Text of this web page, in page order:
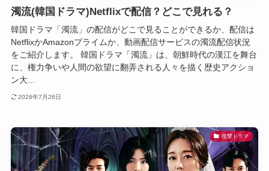
濁流(韓国ドラマ)Netflixで配信？どこで見れる？
韓国ドラマ「濁流」の配信がどこで見ることができるか、配信は
NetflixかAmazonプライムか、動画配信サービスの濁流配信状況
をご紹介します。 韓国ドラマ「濁流」は、朝鮮時代の漢江を舞台
に、権力争いや人間の欲望に翻弄される人々を描く歴史アクショ
ン大...
2026年7月26日
復讐ドラマ